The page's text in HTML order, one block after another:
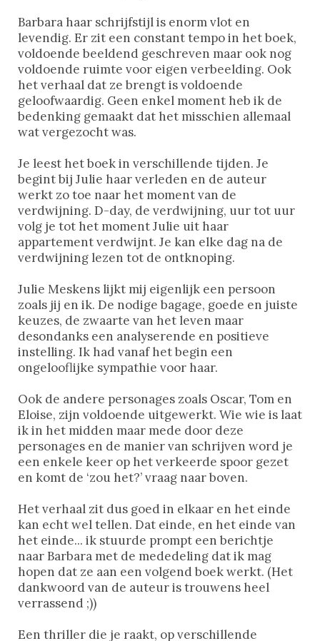
Barbara haar schrijfstijl is enorm vlot en
levendig. Er zit een constant tempo in het boek,
voldoende beeldend geschreven maar ook nog
voldoende ruimte voor eigen verbeelding. Ook
het verhaal dat ze brengt is voldoende
geloofwaardig. Geen enkel moment heb ik de
bedenking gemaakt dat het misschien allemaal
wat vergezocht was.
Je leest het boek in verschillende tijden. Je
begint bij Julie haar verleden en de auteur
werkt zo toe naar het moment van de
verdwijning. D-day, de verdwijning, uur tot uur
volg je tot het moment Julie uit haar
appartement verdwijnt. Je kan elke dag na de
verdwijning lezen tot de ontknoping.
Julie Meskens lijkt mij eigenlijk een persoon
zoals jij en ik. De nodige bagage, goede en juiste
keuzes, de zwaarte van het leven maar
desondanks een analyserende en positieve
instelling. Ik had vanaf het begin een
ongelooflijke sympathie voor haar.
Ook de andere personages zoals Oscar, Tom en
Eloise, zijn voldoende uitgewerkt. Wie wie is laat
ik in het midden maar mede door deze
personages en de manier van schrijven word je
een enkele keer op het verkeerde spoor gezet
en komt de ‘zou het?’ vraag naar boven.
Het verhaal zit dus goed in elkaar en het einde
kan echt wel tellen. Dat einde, en het einde van
het einde... ik stuurde prompt een berichtje
naar Barbara met de mededeling dat ik mag
hopen dat ze aan een volgend boek werkt. (Het
dankwoord van de auteur is trouwens heel
verrassend ;))
Een thriller die je raakt, op verschillende